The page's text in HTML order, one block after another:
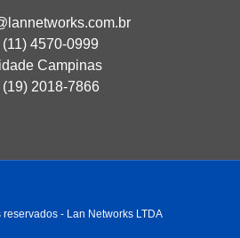
(11) 4570-0999
Campinas
(19) 2018-7866
reservados - Lan Networks LTDA